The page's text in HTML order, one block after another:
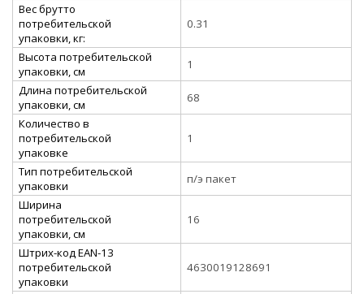
Вес брутто
потребительской
упаковки, кг:
0.31
Высота потребительской
упаковки, см
1
Длина потребительской
упаковки, см
68
Количество в
потребительской
упаковке
1
Тип потребительской
упаковки
п/э пакет
Ширина
потребительской
упаковки, см
16
Штрих-код EAN-13
потребительской
упаковки
4630019128691